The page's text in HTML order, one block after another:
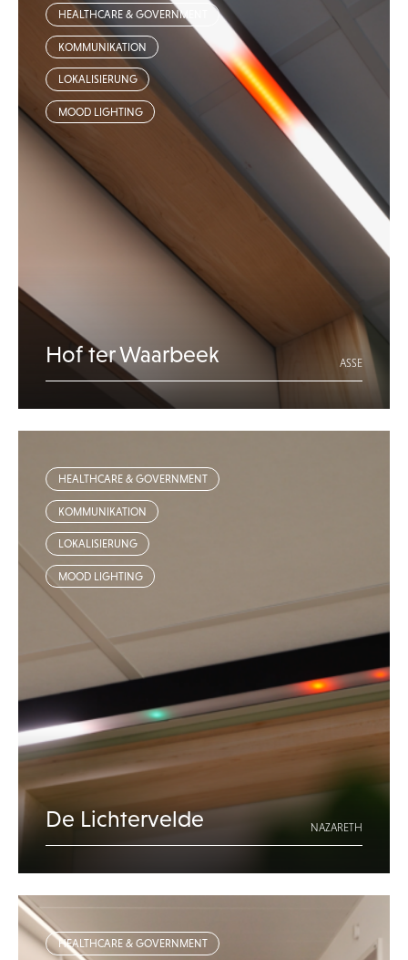
HEALTHCARE & GOVERNMENT
KOMMUNIKATION
LOKALISIERUNG
MOOD LIGHTING
Hof ter Waarbeek ASSE
HEALTHCARE & GOVERNMENT
KOMMUNIKATION
LOKALISIERUNG
MOOD LIGHTING
De Lichtervelde NAZARETH
HEALTHCARE & GOVERNMENT